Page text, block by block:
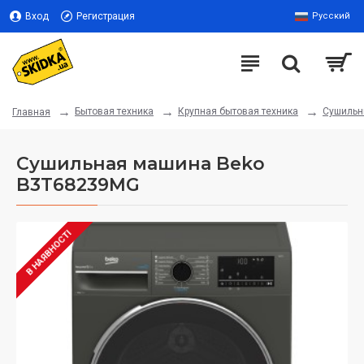
Вход Регистрация Русский
Главная Бытовая техника Крупная бытовая техника
Сушильная машина Beko
B3T68239MG
В НАЯВНОСТІ